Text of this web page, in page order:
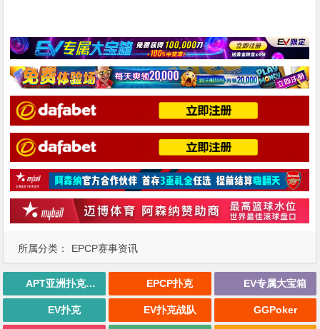
所属分类： EPCP赛事资讯
APT亚洲扑克巡回赛 EPCP扑克 EV专属大宝箱
EV扑克 EV扑克战队 GGPoker